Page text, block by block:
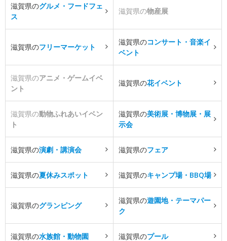
滋賀県のグルメ・フードフェ
ス
滋賀県の物産展
滋賀県のフリーマーケット
滋賀県のコンサート・音楽イ
ベント
滋賀県のアニメ・ゲームイベ
ント
滋賀県の花イベント
滋賀県の動物ふれあいイベン
ト
滋賀県の美術展・博物展・展
示会
滋賀県の演劇・講演会 滋賀県のフェア
滋賀県の夏休みスポット 滋賀県のキャンプ場・BBQ場
滋賀県のグランピング
滋賀県の遊園地・テーマパー
ク
滋賀県の水族館・動物園 滋賀県のプール